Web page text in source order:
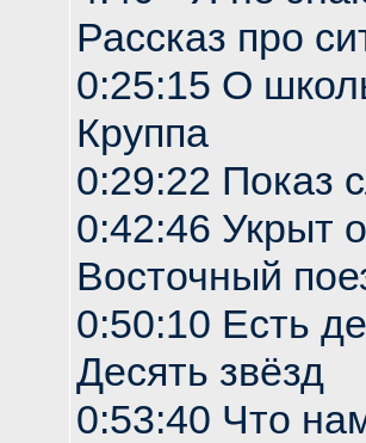
Рассказ про
0:25:15 О
Круппа
0:29:22 Показ
0:42:46 Укрыт
Восточный
0:50:10 Есть
Десять звёзд
0:53:40 Что